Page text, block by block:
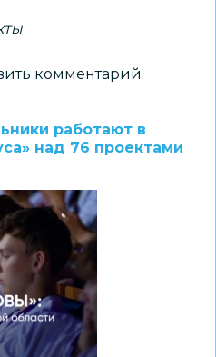
комментарий
работают в
над 76 проектами